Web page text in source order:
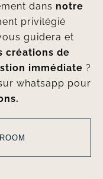
dans notre
privilégié
guidera et
créations de
immédiate ?
whatsapp pour